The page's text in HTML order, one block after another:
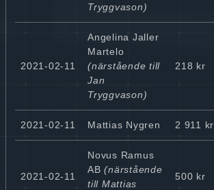
Tryggvason)
2021-02-11
Angelina Jaller
Martelo
(närstående till
Jan
Tryggvason)
218 kr
2021-02-11 Mattias Nygren 2 911 kr
2021-02-11
Novus Ramus
AB (närstående
till Mattias
500 kr